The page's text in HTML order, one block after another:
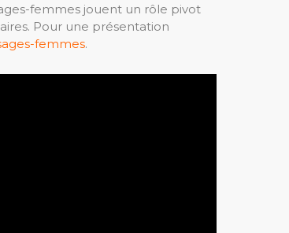
femmes jouent un rôle pivot
Pour une présentation
femmes.